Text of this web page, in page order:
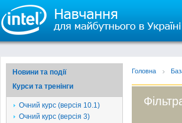
Новини та події
Курси та тренінги
Очний курс (версія 10.1)
Очний курс (версія 3)
Головна